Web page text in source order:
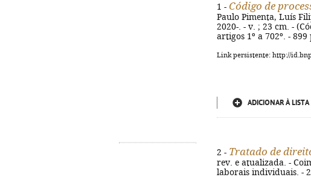
1 - Código de
Paulo Pimenta, Luís
2020-. - v. ; 23 cm. -
artigos 1º a 702º. - 899
Link persistente: http://
ADICIONAR À LISTA
2 - Tratado de
rev. e atualizada. -
laborais individuais. -